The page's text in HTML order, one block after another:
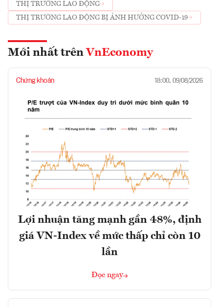
THỊ TRƯỜNG LAO ĐỘNG
THỊ TRƯỜNG LAO ĐỘNG BỊ ẢNH HƯỞNG COVID-19
Mới nhất trên VnEconomy
Chứng khoán 18:00, 09/08/2026
Lợi nhuận tăng mạnh gần 48%, định
giá VN-Index về mức thấp chỉ còn 10
lần
Đọc ngay